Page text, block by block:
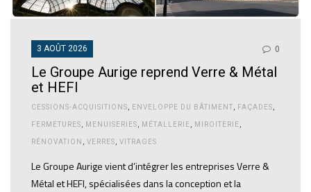
3 AOÛT 2026 0
Le Groupe Aurige reprend Verre & Métal
et HEFI
CESSIONS-ACQUISITIONS, ENVELOPPE DU BÂTIMENT , FAÇADES,
FERMETURES, MENUISERIES, MÉTALLERIE, MIROITERIE,
RÉNOVATION , VERRES, VITRAGES
Le Groupe Aurige vient d’intégrer les entreprises Verre &
Métal et HEFI, spécialisées dans la conception et la